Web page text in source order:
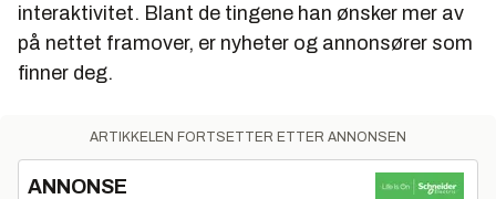
interaktivitet. Blant de tingene han ønsker mer av
på nettet framover, er nyheter og annonsører som
finner deg.
ARTIKKELEN FORTSETTER ETTER ANNONSEN
ANNONSE